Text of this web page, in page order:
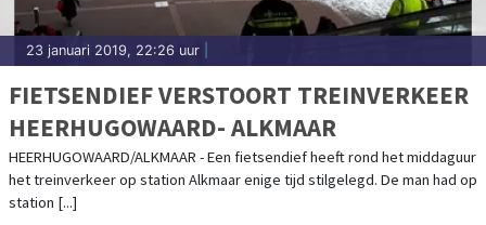
23 januari 2019, 22:26 uur
FIETSENDIEF VERSTOORT TREINVERKEER
HEERHUGOWAARD- ALKMAAR
HEERHUGOWAARD/ALKMAAR - Een fietsendief heeft rond het middaguur
het treinverkeer op station Alkmaar enige tijd stilgelegd. De man had op
station [...]